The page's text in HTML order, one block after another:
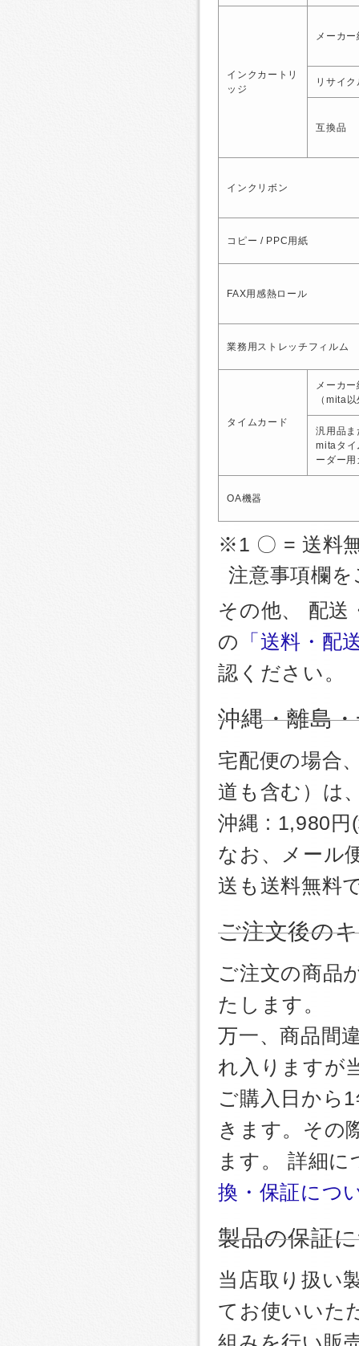
インクカートリ
ッジ
メーカ
リサイ
互換品
インクリボン
コピー / PPC用紙
FAX用感熱ロール
業務用ストレッチフィルム
タイムカード
メーカ
（mita
汎用品ま
mitaタイ
ーダー
OA機器
※1 〇 = 送料
注意事項欄
その他、 配送
の
「送料・配
認ください。
沖縄・離島
宅配便の場合
道も含む）は
沖縄 : 1,980円
なお、メール
送も送料無料
ご注文後の
ご注文の商品
たします。
万一、商品間
れ入りますが
ご購入日から
きます。その
ます。 詳細
換・保証につ
製品の保証
当店取り扱い
てお使いいた